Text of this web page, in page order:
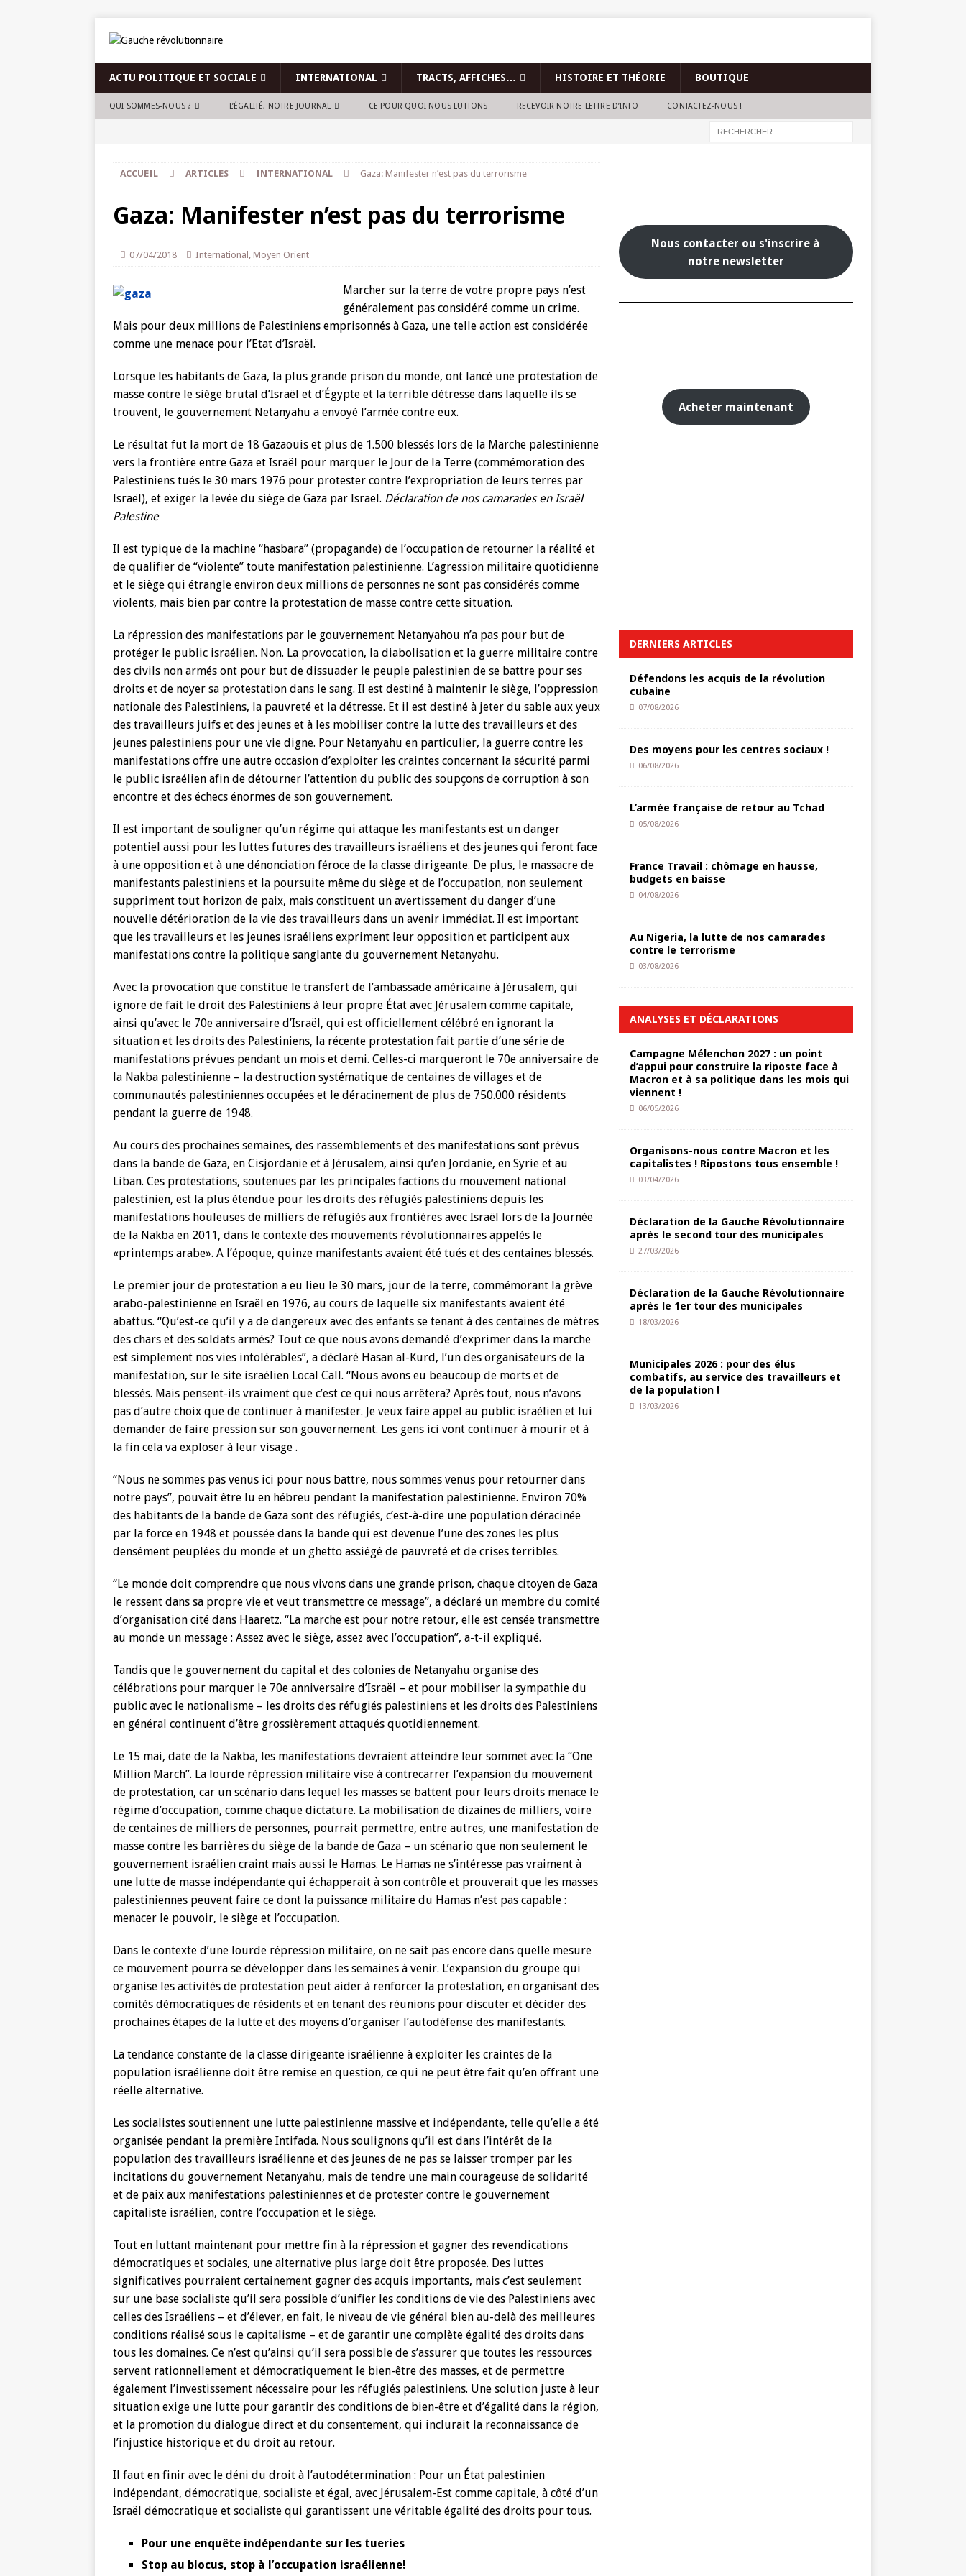
ACTU POLITIQUE ET SOCIALE INTERNATIONAL TRACTS, AFFICHES… HISTOIRE ET THÉORIE BOUTIQUE
QUI SOMMES-NOUS ? L’ÉGALITÉ, NOTRE JOURNAL CE POUR QUOI NOUS LUTTONS RECEVOIR NOTRE LETTRE D’INFO CONTACTEZ-NOUS !
ACCUEIL ARTICLES INTERNATIONAL Gaza: Manifester n’est pas du terrorisme
Gaza: Manifester n’est pas du terrorisme
07/04/2018 International , Moyen Orient
Marcher sur la terre de votre propre pays n’est
généralement pas considéré comme un crime.
Mais pour deux millions de Palestiniens emprisonnés à Gaza, une telle action est considérée
comme une menace pour l’Etat d’Israël.
Lorsque les habitants de Gaza, la plus grande prison du monde, ont lancé une protestation de
masse contre le siège brutal d’Israël et d’Égypte et la terrible détresse dans laquelle ils se
trouvent, le gouvernement Netanyahu a envoyé l’armée contre eux.
Le résultat fut la mort de 18 Gazaouis et plus de 1.500 blessés lors de la Marche palestinienne
vers la frontière entre Gaza et Israël pour marquer le Jour de la Terre (commémoration des
Palestiniens tués le 30 mars 1976 pour protester contre l’expropriation de leurs terres par
Israël), et exiger la levée du siège de Gaza par Israël. Déclaration de nos camarades en Israël
Palestine
Il est typique de la machine “hasbara” (propagande) de l’occupation de retourner la réalité et
de qualifier de “violente” toute manifestation palestinienne. L’agression militaire quotidienne
et le siège qui étrangle environ deux millions de personnes ne sont pas considérés comme
violents, mais bien par contre la protestation de masse contre cette situation.
La répression des manifestations par le gouvernement Netanyahou n’a pas pour but de
protéger le public israélien. Non. La provocation, la diabolisation et la guerre militaire contre
des civils non armés ont pour but de dissuader le peuple palestinien de se battre pour ses
droits et de noyer sa protestation dans le sang. Il est destiné à maintenir le siège, l’oppression
nationale des Palestiniens, la pauvreté et la détresse. Et il est destiné à jeter du sable aux yeux
des travailleurs juifs et des jeunes et à les mobiliser contre la lutte des travailleurs et des
jeunes palestiniens pour une vie digne. Pour Netanyahu en particulier, la guerre contre les
manifestations offre une autre occasion d’exploiter les craintes concernant la sécurité parmi
le public israélien afin de détourner l’attention du public des soupçons de corruption à son
encontre et des échecs énormes de son gouvernement.
Il est important de souligner qu’un régime qui attaque les manifestants est un danger
potentiel aussi pour les luttes futures des travailleurs israéliens et des jeunes qui feront face
à une opposition et à une dénonciation féroce de la classe dirigeante. De plus, le massacre de
manifestants palestiniens et la poursuite même du siège et de l’occupation, non seulement
suppriment tout horizon de paix, mais constituent un avertissement du danger d’une
nouvelle détérioration de la vie des travailleurs dans un avenir immédiat. Il est important
que les travailleurs et les jeunes israéliens expriment leur opposition et participent aux
manifestations contre la politique sanglante du gouvernement Netanyahu.
Avec la provocation que constitue le transfert de l’ambassade américaine à Jérusalem, qui
ignore de fait le droit des Palestiniens à leur propre État avec Jérusalem comme capitale,
ainsi qu’avec le 70e anniversaire d’Israël, qui est officiellement célébré en ignorant la
situation et les droits des Palestiniens, la récente protestation fait partie d’une série de
manifestations prévues pendant un mois et demi. Celles-ci marqueront le 70e anniversaire de
la Nakba palestinienne – la destruction systématique de centaines de villages et de
communautés palestiniennes occupées et le déracinement de plus de 750.000 résidents
pendant la guerre de 1948.
Au cours des prochaines semaines, des rassemblements et des manifestations sont prévus
dans la bande de Gaza, en Cisjordanie et à Jérusalem, ainsi qu’en Jordanie, en Syrie et au
Liban. Ces protestations, soutenues par les principales factions du mouvement national
palestinien, est la plus étendue pour les droits des réfugiés palestiniens depuis les
manifestations houleuses de milliers de réfugiés aux frontières avec Israël lors de la Journée
de la Nakba en 2011, dans le contexte des mouvements révolutionnaires appelés le
«printemps arabe». A l’époque, quinze manifestants avaient été tués et des centaines blessés.
Le premier jour de protestation a eu lieu le 30 mars, jour de la terre, commémorant la grève
arabo-palestinienne en Israël en 1976, au cours de laquelle six manifestants avaient été
abattus. “Qu’est-ce qu’il y a de dangereux avec des enfants se tenant à des centaines de mètres
des chars et des soldats armés? Tout ce que nous avons demandé d’exprimer dans la marche
est simplement nos vies intolérables”, a déclaré Hasan al-Kurd, l’un des organisateurs de la
manifestation, sur le site israélien Local Call. “Nous avons eu beaucoup de morts et de
blessés. Mais pensent-ils vraiment que c’est ce qui nous arrêtera? Après tout, nous n’avons
pas d’autre choix que de continuer à manifester. Je veux faire appel au public israélien et lui
demander de faire pression sur son gouvernement. Les gens ici vont continuer à mourir et à
la fin cela va exploser à leur visage .
“Nous ne sommes pas venus ici pour nous battre, nous sommes venus pour retourner dans
notre pays”, pouvait être lu en hébreu pendant la manifestation palestinienne. Environ 70%
des habitants de la bande de Gaza sont des réfugiés, c’est-à-dire une population déracinée
par la force en 1948 et poussée dans la bande qui est devenue l’une des zones les plus
densément peuplées du monde et un ghetto assiégé de pauvreté et de crises terribles.
“Le monde doit comprendre que nous vivons dans une grande prison, chaque citoyen de Gaza
le ressent dans sa propre vie et veut transmettre ce message”, a déclaré un membre du comité
d’organisation cité dans Haaretz. “La marche est pour notre retour, elle est censée transmettre
au monde un message : Assez avec le siège, assez avec l’occupation’’, a-t-il expliqué.
Tandis que le gouvernement du capital et des colonies de Netanyahu organise des
célébrations pour marquer le 70e anniversaire d’Israël – et pour mobiliser la sympathie du
public avec le nationalisme – les droits des réfugiés palestiniens et les droits des Palestiniens
en général continuent d’être grossièrement attaqués quotidiennement.
Le 15 mai, date de la Nakba, les manifestations devraient atteindre leur sommet avec la “One
Million March”. La lourde répression militaire vise à contrecarrer l’expansion du mouvement
de protestation, car un scénario dans lequel les masses se battent pour leurs droits menace le
régime d’occupation, comme chaque dictature. La mobilisation de dizaines de milliers, voire
de centaines de milliers de personnes, pourrait permettre, entre autres, une manifestation de
masse contre les barrières du siège de la bande de Gaza – un scénario que non seulement le
gouvernement israélien craint mais aussi le Hamas. Le Hamas ne s’intéresse pas vraiment à
une lutte de masse indépendante qui échapperait à son contrôle et prouverait que les masses
palestiniennes peuvent faire ce dont la puissance militaire du Hamas n’est pas capable :
menacer le pouvoir, le siège et l’occupation.
Dans le contexte d’une lourde répression militaire, on ne sait pas encore dans quelle mesure
ce mouvement pourra se développer dans les semaines à venir. L’expansion du groupe qui
organise les activités de protestation peut aider à renforcer la protestation, en organisant des
comités démocratiques de résidents et en tenant des réunions pour discuter et décider des
prochaines étapes de la lutte et des moyens d’organiser l’autodéfense des manifestants.
La tendance constante de la classe dirigeante israélienne à exploiter les craintes de la
population israélienne doit être remise en question, ce qui ne peut être fait qu’en offrant une
réelle alternative.
Les socialistes soutiennent une lutte palestinienne massive et indépendante, telle qu’elle a été
organisée pendant la première Intifada. Nous soulignons qu’il est dans l’intérêt de la
population des travailleurs israélienne et des jeunes de ne pas se laisser tromper par les
incitations du gouvernement Netanyahu, mais de tendre une main courageuse de solidarité
et de paix aux manifestations palestiniennes et de protester contre le gouvernement
capitaliste israélien, contre l’occupation et le siège.
Tout en luttant maintenant pour mettre fin à la répression et gagner des revendications
démocratiques et sociales, une alternative plus large doit être proposée. Des luttes
significatives pourraient certainement gagner des acquis importants, mais c’est seulement
sur une base socialiste qu’il sera possible d’unifier les conditions de vie des Palestiniens avec
celles des Israéliens – et d’élever, en fait, le niveau de vie général bien au-delà des meilleures
conditions réalisé sous le capitalisme – et de garantir une complète égalité des droits dans
tous les domaines. Ce n’est qu’ainsi qu’il sera possible de s’assurer que toutes les ressources
servent rationnellement et démocratiquement le bien-être des masses, et de permettre
également l’investissement nécessaire pour les réfugiés palestiniens. Une solution juste à leur
situation exige une lutte pour garantir des conditions de bien-être et d’égalité dans la région,
et la promotion du dialogue direct et du consentement, qui inclurait la reconnaissance de
l’injustice historique et du droit au retour.
Il faut en finir avec le déni du droit à l’autodétermination : Pour un État palestinien
indépendant, démocratique, socialiste et égal, avec Jérusalem-Est comme capitale, à côté d’un
Israël démocratique et socialiste qui garantissent une véritable égalité des droits pour tous.
Pour une enquête indépendante sur les tueries
Stop au blocus, stop à l’occupation israélienne!
Nous contacter ou s'inscrire à
notre newsletter
Acheter maintenant
DERNIERS ARTICLES
Défendons les acquis de la révolution
cubaine
07/08/2026
Des moyens pour les centres sociaux !
06/08/2026
L’armée française de retour au Tchad
05/08/2026
France Travail : chômage en hausse,
budgets en baisse
04/08/2026
Au Nigeria, la lutte de nos camarades
contre le terrorisme
03/08/2026
ANALYSES ET DÉCLARATIONS
Campagne Mélenchon 2027 : un point
d’appui pour construire la riposte face à
Macron et à sa politique dans les mois qui
viennent !
06/05/2026
Organisons-nous contre Macron et les
capitalistes ! Ripostons tous ensemble !
03/04/2026
Déclaration de la Gauche Révolutionnaire
après le second tour des municipales
27/03/2026
Déclaration de la Gauche Révolutionnaire
après le 1er tour des municipales
18/03/2026
Municipales 2026 : pour des élus
combatifs, au service des travailleurs et
de la population !
13/03/2026